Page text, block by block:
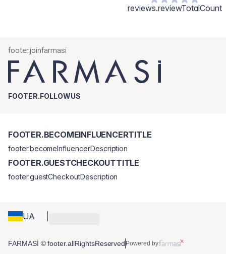
reviews.reviewTotalCount
footer.joinfarmasi
FOOTER.FOLLOWUS
UA
FOOTER.BECOMEINFLUENCERTITLE
footer.becomeInfluencerDescription
FOOTER.GUESTCHECKOUTTITLE
footer.guestCheckoutDescription
FARMASİ © footer.allRightsReserved Powered by